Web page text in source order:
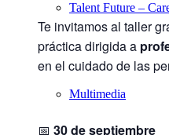
Talent Future –
Multimedia
Te invitamos al taller
práctica dirigida a
en el cuidado de las
📅 30 de septiembre